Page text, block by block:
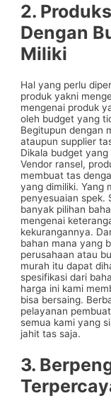
2.
Dengan
Miliki
Hal yang perlu
produk yakni
mengenai produk
oleh budget yang
Begitupun dengan
ataupun supplier
Dikala budget
Vendor ransel,
membuat tas
yang dimiliki. Yang
penyesuaian spek.
banyak pilihan
mengenai
kekurangannya.
bahan mana yang
perusahaan atau
murah itu dapat
spesifikasi dari
harga ini kami
bisa bersaing.
pelayanan
semua kami yang
jahit tas saja.
3.